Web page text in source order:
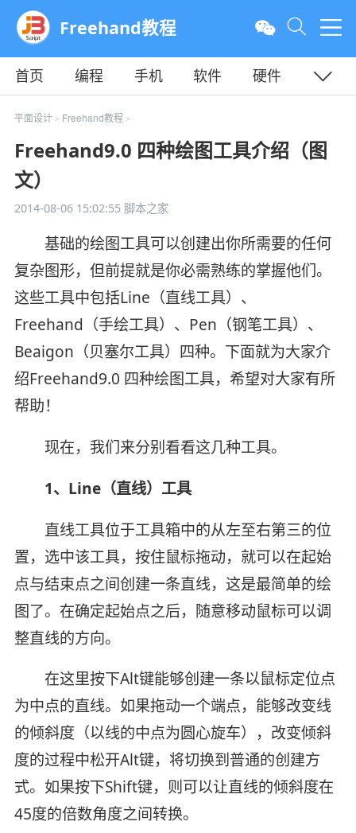
Freehand教程
首页 编程 手机 软件
硬件
教程
平面 服务器
平面设计> Freehand教程 >
Freehand9.0 四种绘图工具介绍（图
文）
2014-08-06 15:02:55脚本之家
基础的绘图工具可以创建出你所需要的任何
复杂图形，但前提就是你必需熟练的掌握他们。
这些工具中包括Line（直线工具）、
Freehand（手绘工具）、Pen（钢笔工具）、
Beaigon（贝塞尔工具）四种。下面就为大家介
绍Freehand9.0 四种绘图工具，希望对大家有所
帮助！
现在，我们来分别看看这几种工具。
1、Line（直线）工具
直线工具位于工具箱中的从左至右第三的位
置，选中该工具，按住鼠标拖动，就可以在起始
点与结束点之间创建一条直线，这是最简单的绘
图了。在确定起始点之后，随意移动鼠标可以调
整直线的方向。
在这里按下Alt键能够创建一条以鼠标定位点
为中点的直线。如果拖动一个端点，能够改变线
的倾斜度（以线的中点为圆心旋车），改变倾斜
度的过程中松开Alt键，将切换到普通的创建方
式。如果按下Shift键，则可以让直线的倾斜度在
45度的倍数角度之间转换。